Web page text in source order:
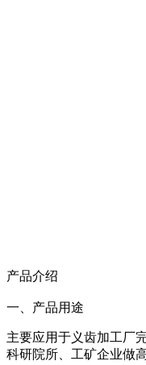
产品介绍
一、产品用途
主要应用于义齿加工厂
科研院所、工矿企业做